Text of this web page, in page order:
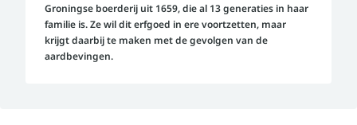
Groningse boerderij uit 1659, die al 13 generaties in haar
familie is. Ze wil dit erfgoed in ere voortzetten, maar
krijgt daarbij te maken met de gevolgen van de
aardbevingen.